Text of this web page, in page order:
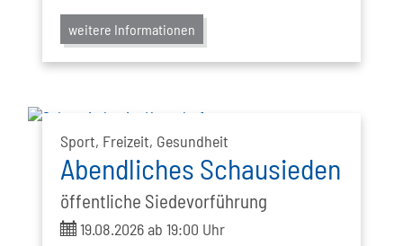
weitere Informationen
Sport, Freizeit, Gesundheit
Abendliches Schausieden
öffentliche Siedevorführung
ticket
19.08.2026 ab 19:00 Uhr